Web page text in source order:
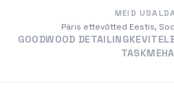
MEID
Päris ettevõtted Eestis,
GOODWOOD DETAILINGKEVITEL